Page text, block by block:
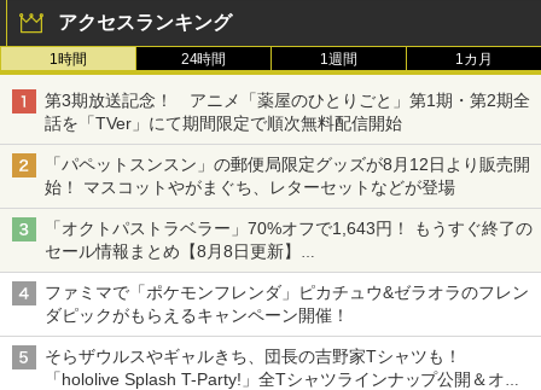
アクセスランキング
1時間 24時間 1週間 1カ月
第3期放送記念！ アニメ「薬屋のひとりごと」第1期・第2期全
話を「TVer」にて期間限定で順次無料配信開始
「パペットスンスン」の郵便局限定グッズが8月12日より販売開
始！ マスコットやがまぐち、レターセットなどが登場
「オクトパストラベラー」70%オフで1,643円！ もうすぐ終了の
セール情報まとめ【8月8日更新】
ニンテンドーeショップでは「大神 絶景版」が67%オフで990円
ファミマで「ポケモンフレンダ」ピカチュウ&ゼラオラのフレン
ダピックがもらえるキャンペーン開催！
そらザウルスやギャルきち、団長の吉野家Tシャツも！
「hololive Splash T-Party!」全Tシャツラインナップ公開＆オン